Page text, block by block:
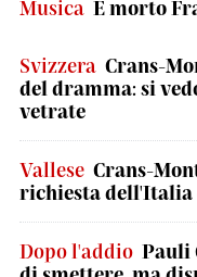
Musica È morto
Svizzera Crans-
del dramma: si
vetrate
Vallese Crans-
richiesta
Dopo l'addio Pauli